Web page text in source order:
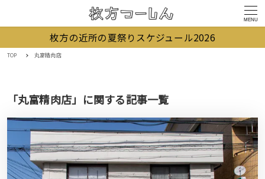
MENU
枚方の近所の夏祭りスケジュール2026
TOP 丸富精肉店
「丸富精肉店」に関する記事一覧